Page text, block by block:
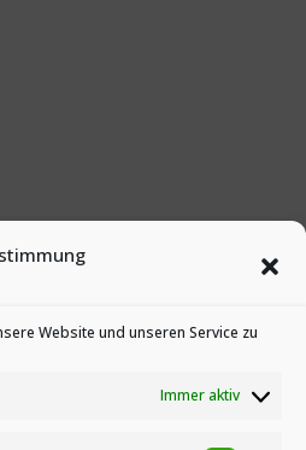
Website und unseren Service zu
Immer aktiv